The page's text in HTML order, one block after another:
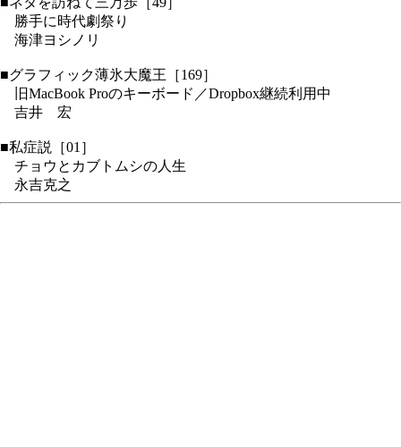
勝手に時代劇祭り
海津ヨシノリ
■グラフィック薄氷大魔王［169］
旧MacBook Proのキーボード／Dropbox継続利用中
吉井 宏
■私症説［01］
チョウとカブトムシの人生
永吉克之